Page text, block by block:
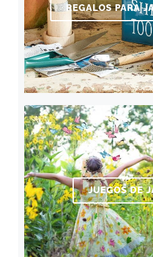
REGALOS PARA
JUEGOS DE